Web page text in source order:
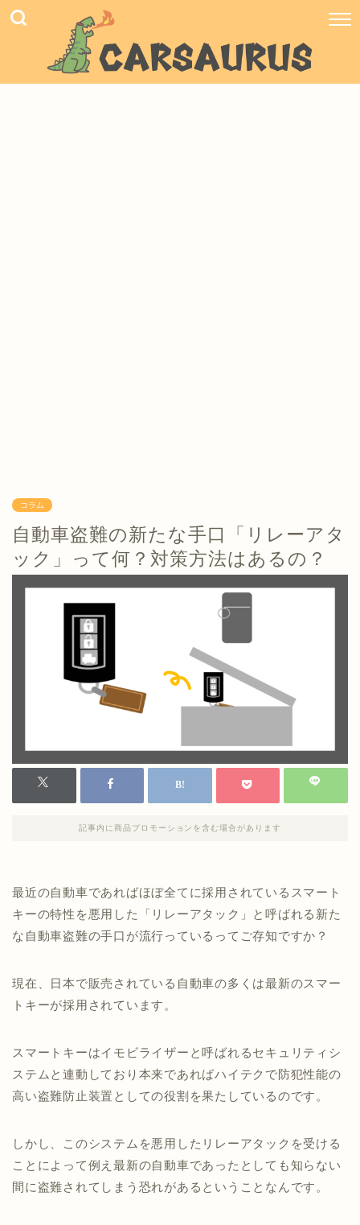
コラム
自動車盗難の新たな手口「リレーアタ
ック」って何？対策方法はあるの？
記事内に商品プロモーションを含む場合があります
最近の自動車であればほぼ全てに採用されているスマート
キーの特性を悪用した「リレーアタック」と呼ばれる新た
な自動車盗難の手口が流行っているってご存知ですか？
現在、日本で販売されている自動車の多くは最新のスマー
トキーが採用されています。
スマートキーはイモビライザーと呼ばれるセキュリティシ
ステムと連動しており本来であればハイテクで防犯性能の
高い盗難防止装置としての役割を果たしているのです。
しかし、このシステムを悪用したリレーアタックを受ける
ことによって例え最新の自動車であったとしても知らない
間に盗難されてしまう恐れがあるということなんです。